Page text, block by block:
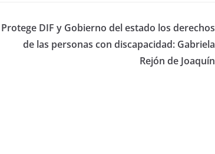
Protege DIF y Gobierno del estado los derechos
de las personas con discapacidad: Gabriela
Rejón de Joaquín